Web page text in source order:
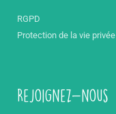
RGPD
Protection de la vie privée
Rejoignez-nous